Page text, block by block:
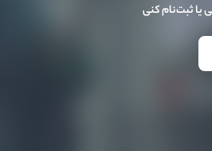
یا ثبت‌نام کنی